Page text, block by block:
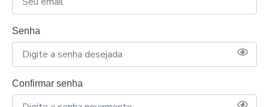
Senha
Confirmar senha